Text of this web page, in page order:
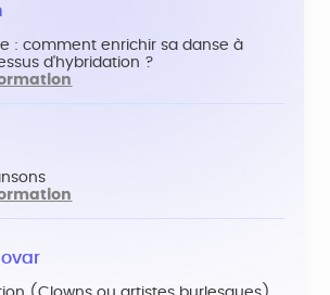
: comment enrichir sa danse à
d'hybridation ?